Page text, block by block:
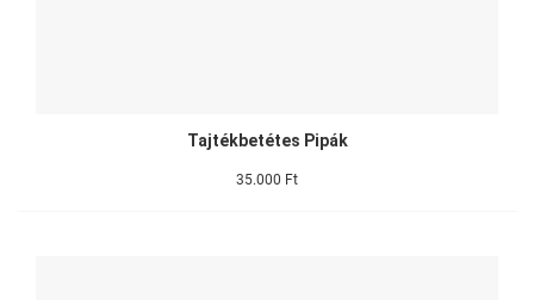
Tajtékbetétes Pipák
35.000 Ft